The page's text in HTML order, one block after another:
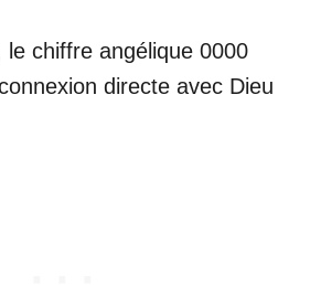
le chiffre angélique 0000
directe avec Dieu